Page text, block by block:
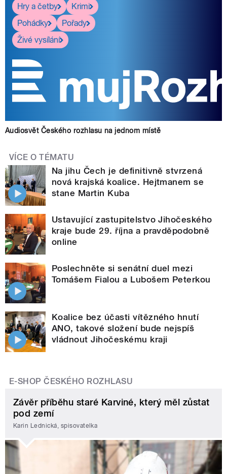
Hry a četby
Krimi
Pohádky
Pořady
Živé vysílání
Audiosvět Českého rozhlasu na jednom místě
VÍCE O TÉMATU
Na jihu Čech je definitivně stvrzená
nová krajská koalice. Hejtmanem se
stane Martin Kuba
Ustavující zastupitelstvo Jihočeského
kraje bude 29. října a pravděpodobně
online
Poslechněte si senátní duel mezi
Tomášem Fialou a Lubošem Peterkou
Koalice bez účasti vítězného hnutí
ANO, takové složení bude nejspíš
vládnout Jihočeskému kraji
E-SHOP ČESKÉHO ROZHLASU
Závěr příběhu staré Karviné, který měl zůstat
pod zemí
Karin Lednická, spisovatelka